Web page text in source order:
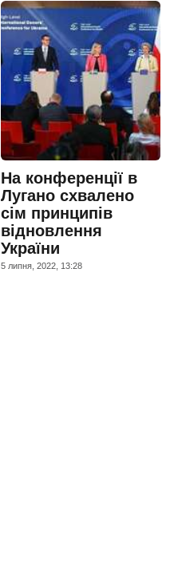
На конференції в
Лугано схвалено
сім принципів
відновлення
України
5 липня, 2022, 13:28